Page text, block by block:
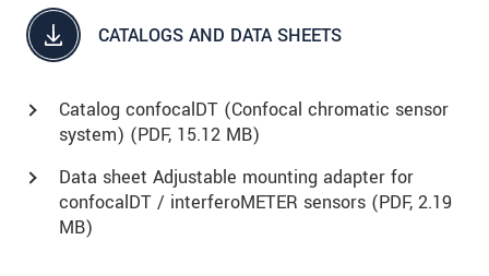
CATALOGS AND DATA SHEETS
Catalog confocalDT (Confocal chromatic sensor
system) (PDF, 15.12 MB)
Data sheet Adjustable mounting adapter for
confocalDT / interferoMETER sensors (PDF, 2.19
MB)